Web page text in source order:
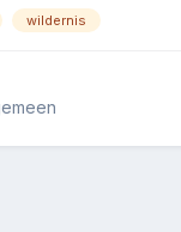
wildernis